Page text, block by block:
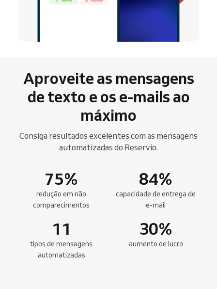
Aproveite as mensagens
de texto e os e-mails ao
máximo
Consiga resultados excelentes com as mensagens
automatizadas do Reservio.
75%
redução em não
comparecimentos
84%
capacidade de entrega de
e-mail
11
tipos de mensagens
automatizadas
30%
aumento de lucro